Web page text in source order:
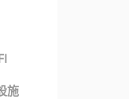
施